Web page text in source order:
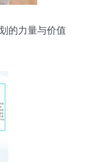
的力量与价值